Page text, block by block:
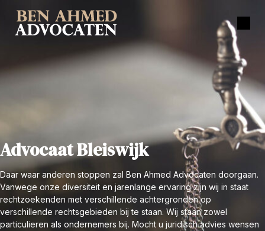
Advocaat Bleiswijk
Daar waar anderen stoppen zal Ben Ahmed Advocaten doorgaan.
Vanwege onze diversiteit en jarenlange ervaring zijn wij in staat
rechtzoekenden met verschillende achtergronden op
verschillende rechtsgebieden bij te staan. Wij staan zowel
particulieren als ondernemers bij. Mocht u juridisch advies wensen